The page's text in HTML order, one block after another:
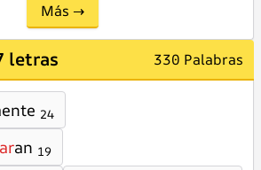
Más →
letras 330 Palabras
24
an 19